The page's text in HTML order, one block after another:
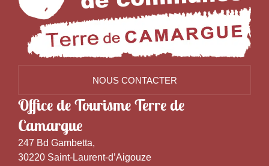
NOUS CONTACTER
Office de Tourisme Terre de
Camargue
247 Bd Gambetta,
30220 Saint-Laurent-d’Aigouze